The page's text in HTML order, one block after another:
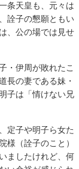
条天皇も、元々は
詮子の懇願ともい
、公の場では見せ
・伊周が敗れたこ
長の妻である妹・
子は「情けない兄
定子や明子ら女た
様（詮子のこと）
ましたけれど、何